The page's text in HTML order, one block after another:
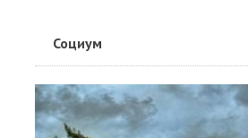
Социум